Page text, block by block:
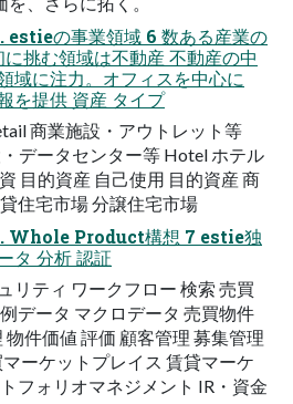
の事業領域 6 数ある産業の
挑む領域は不動産 不動産の中
域に注力。オフィスを中心に
を提供 資産 タイプ
商業施設・アウトレット等
データセンター等 Hotel ホテル
目的資産 自己使用 目的資産 商
住宅市場 分譲住宅市場
Whole Product構想 7 estie独
タ 分析 認証
リティ ワークフロー 検索 売買
データ マクロデータ 売買物件
物件価値 評価 顧客管理 募集管理
ーケットプレイス 賃貸マーケ
フォリオマネジメント IR・資金